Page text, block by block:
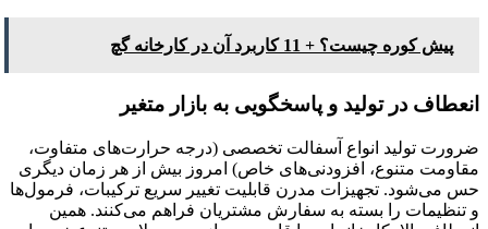
پیش کوره چیست؟ + 11 کاربرد آن در کارخانه گچ
انعطاف در تولید و پاسخگویی به بازار متغیر
ضرورت تولید انواع آسفالت تخصصی (درجه حرارت‌های متفاوت،
مقاومت متنوع، افزودنی‌های خاص) امروز بیش از هر زمان دیگری
حس می‌شود. تجهیزات مدرن قابلیت تغییر سریع ترکیبات، فرمول‌ها
و تنظیمات را بسته به سفارش مشتریان فراهم می‌کنند. همین